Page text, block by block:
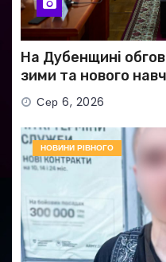
На Дубенщині
зими та нового
Сер 6, 2026
НОВИНИ РІВНОГО